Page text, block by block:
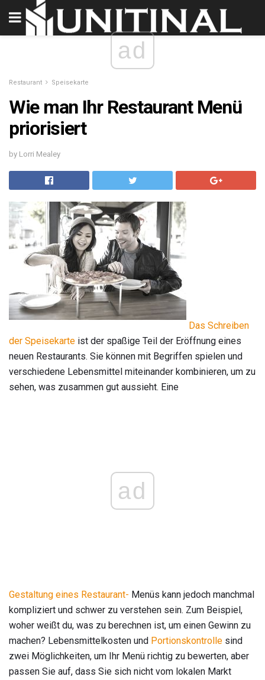
ad
Restaurant Speisekarte
Wie man Ihr Restaurant Menü
priorisiert
by Lorri Mealey
Das Schreiben
der Speisekarte ist der spaßige Teil der Eröffnung eines
neuen Restaurants. Sie können mit Begriffen spielen und
verschiedene Lebensmittel miteinander kombinieren, um zu
sehen, was zusammen gut aussieht. Eine
ad
Gestaltung eines Restaurant- Menüs kann jedoch manchmal
kompliziert und schwer zu verstehen sein. Zum Beispiel,
woher weißt du, was zu berechnen ist, um einen Gewinn zu
machen? Lebensmittelkosten und Portionskontrolle sind
zwei Möglichkeiten, um Ihr Menü richtig zu bewerten, aber
passen Sie auf, dass Sie sich nicht vom lokalen Markt